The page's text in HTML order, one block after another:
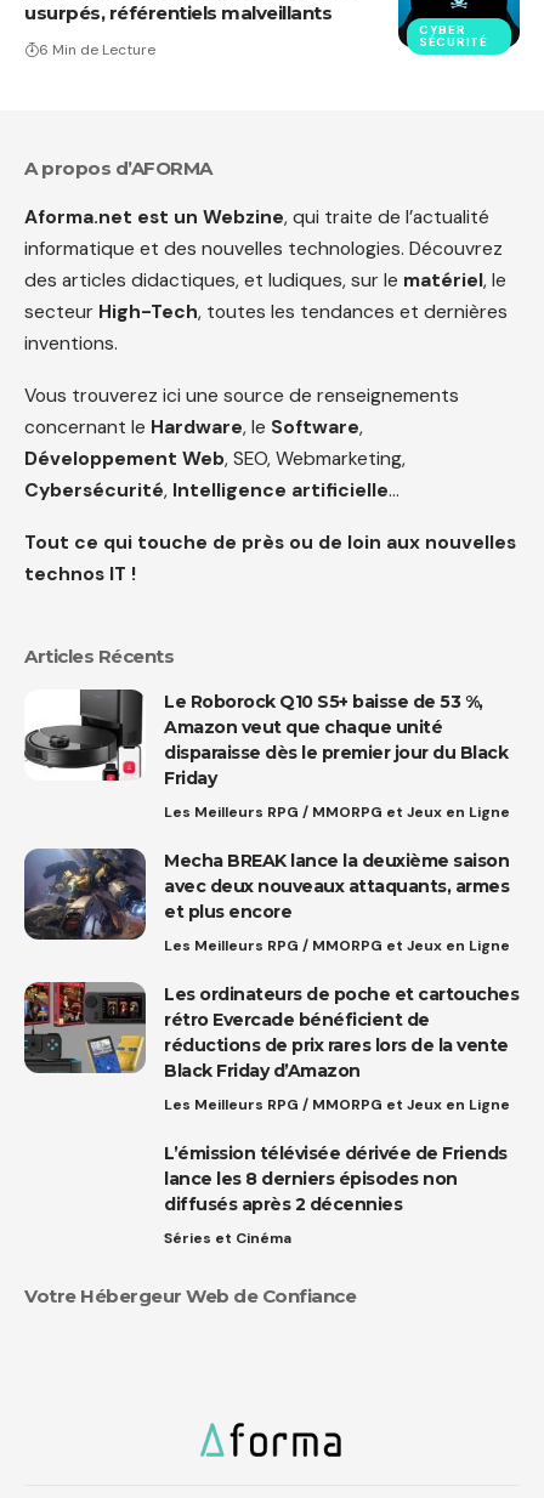
CYBER
SÉCURITÉ
usurpés, référentiels malveillants
6 Min de Lecture
A propos d’AFORMA
Aforma.net est un Webzine, qui traite de l’actualité
informatique et des nouvelles technologies. Découvrez
des articles didactiques, et ludiques, sur le matériel, le
secteur High-Tech, toutes les tendances et dernières
inventions.
Vous trouverez ici une source de renseignements
concernant le Hardware, le Software,
Développement Web, SEO, Webmarketing,
Cybersécurité, Intelligence artificielle…
Tout ce qui touche de près ou de loin aux nouvelles
technos IT !
Articles Récents
Le Roborock Q10 S5+ baisse de 53 %,
Amazon veut que chaque unité
disparaisse dès le premier jour du Black
Friday
Les Meilleurs RPG / MMORPG et Jeux en Ligne
Mecha BREAK lance la deuxième saison
avec deux nouveaux attaquants, armes
et plus encore
Les Meilleurs RPG / MMORPG et Jeux en Ligne
Les ordinateurs de poche et cartouches
rétro Evercade bénéficient de
réductions de prix rares lors de la vente
Black Friday d’Amazon
Les Meilleurs RPG / MMORPG et Jeux en Ligne
L’émission télévisée dérivée de Friends
lance les 8 derniers épisodes non
diffusés après 2 décennies
Séries et Cinéma
Votre Hébergeur Web de Confiance